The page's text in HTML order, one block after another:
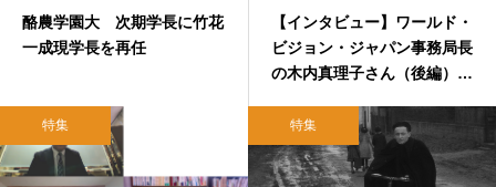
酪農学園大 次期学長に竹花
一成現学長を再任
【インタビュー】ワールド・
ビジョン・ジャパン事務局長
の木内真理子さん（後編）
たとき、神への祈りが出てく
る
特集 特集